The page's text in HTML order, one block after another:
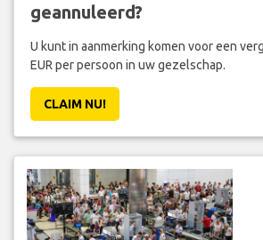
geannuleerd?
U kunt in aanmerking komen voor een
EUR per persoon in uw gezelschap.
CLAIM NU!